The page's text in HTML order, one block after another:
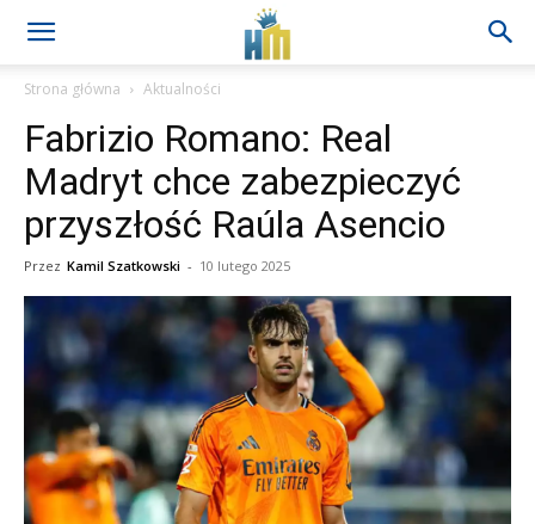
Strona główna Aktualności
Fabrizio Romano: Real
Madryt chce zabezpieczyć
przyszłość Raúla Asencio
Przez Kamil Szatkowski - 10 lutego 2025